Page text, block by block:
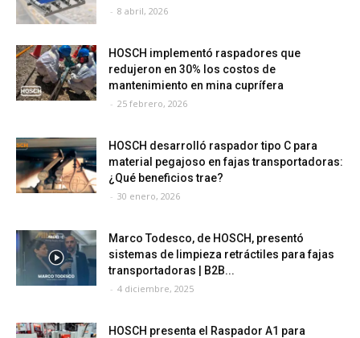
- 8 abril, 2026
HOSCH implementó raspadores que
redujeron en 30% los costos de
mantenimiento en mina cuprífera
- 25 febrero, 2026
HOSCH desarrolló raspador tipo C para
material pegajoso en fajas transportadoras:
¿Qué beneficios trae?
- 30 enero, 2026
Marco Todesco, de HOSCH, presentó
sistemas de limpieza retráctiles para fajas
transportadoras | B2B...
- 4 diciembre, 2025
HOSCH presenta el Raspador A1 para